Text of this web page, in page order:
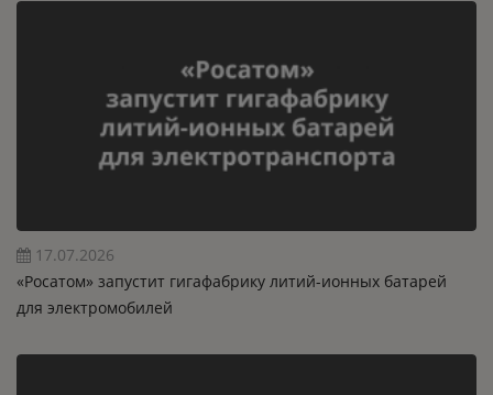
17.07.2026
«Росатом» запустит гигафабрику литий-ионных батарей
для электромобилей